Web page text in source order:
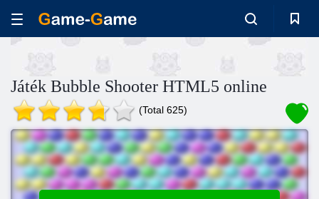
Játék Bubble Shooter HTML5 online
(Total 625)